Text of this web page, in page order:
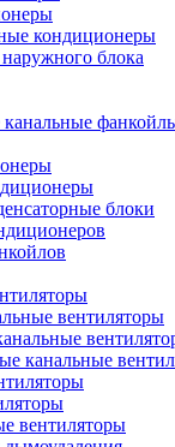
кондиционеры
блока
блоки
вентиляторы
канальные
вентиляторы